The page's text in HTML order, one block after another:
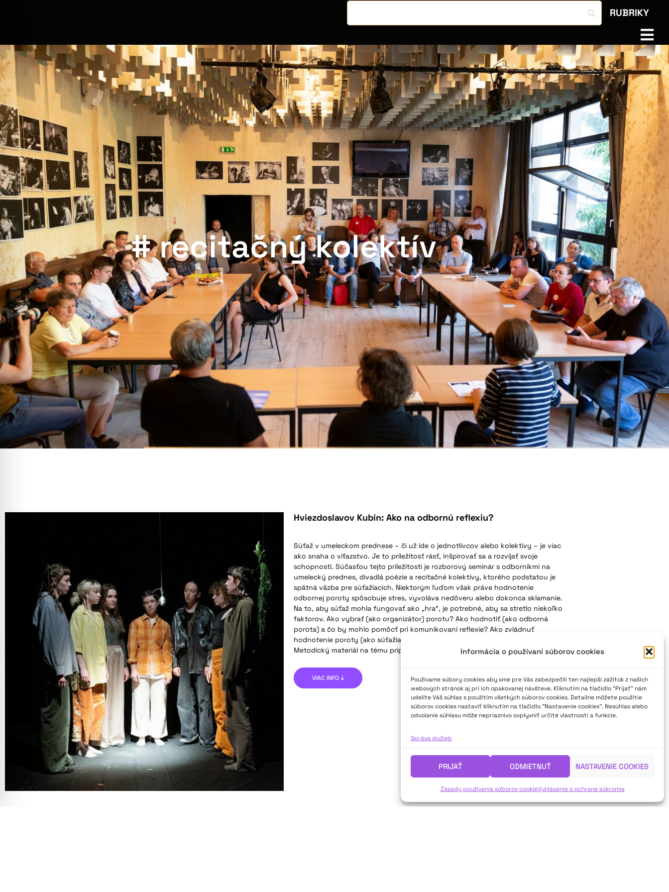
Informácia o používaní súborov cookies
Používame súbory cookies aby sme pre Vás zabezpečili ten najlepší zážitok z našich
webových stránok aj pri ich opakovanej návšteve. Kliknutím na tlačidlo “Prijať” nám
udelíte Váš súhlas s použitím všetkých súborov cookies. Detailne môžete použitie
súborov cookies nastaviť kliknutím na tlačidlo "Nastavenie cookies". Nesúhlas alebo
odvolanie súhlasu môže nepriaznivo ovplyvniť určité vlastnosti a funkcie.
Správa služieb
PRIJAŤ ODMIETNUŤ NASTAVENIE COOKIES
Zásady používania súborov cookieVyhlásenie o ochrane súkromia
RUBRIKY
# recitačný kolektív
Hviezdoslavov Kubín: Ako na odbornú reflexiu?
Súťaž v umeleckom prednese – či už ide o jednotlivcov alebo kolektívy – je viac
ako snaha o víťazstvo. Je to príležitosť rásť, inšpirovať sa a rozvíjať svoje
schopnosti. Súčasťou tejto príležitosti je rozborový seminár s odborníkmi na
umelecký prednes, divadlá poézie a recitačné kolektívy, ktorého podstatou je
spätná väzba pre súťažiacich. Niektorým ľuďom však práve hodnotenie
odbornej poroty spôsobuje stres, vyvoláva nedôveru alebo dokonca sklamanie.
Na to, aby súťaž mohla fungovať ako „hra“, je potrebné, aby sa stretlo niekoľko
faktorov. Ako vybrať (ako organizátor) porotu? Ako hodnotiť (ako odborná
porota) a čo by mohlo pomôcť pri komunikovaní reflexie? Ako zvládnuť
hodnotenie poroty (ako súťažiaci)?
Metodický materiál na tému pripravila Renata Jurčová.
VIAC INFO ↓